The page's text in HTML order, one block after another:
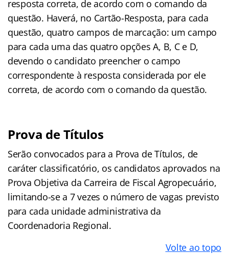
resposta correta, de acordo com o comando da
questão. Haverá, no Cartão-Resposta, para cada
questão, quatro campos de marcação: um campo
para cada uma das quatro opções A, B, C e D,
devendo o candidato preencher o campo
correspondente à resposta considerada por ele
correta, de acordo com o comando da questão.
Prova de Títulos
Serão convocados para a Prova de Títulos, de
caráter classificatório, os candidatos aprovados na
Prova Objetiva da Carreira de Fiscal Agropecuário,
limitando-se a 7 vezes o número de vagas previsto
para cada unidade administrativa da
Coordenadoria Regional.
Volte ao topo